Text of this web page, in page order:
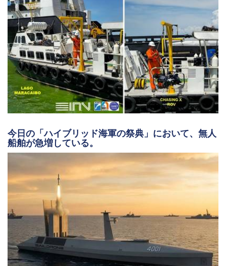
今日の「ハイブリッド海軍の祭典」において、無人
船舶が急増している。